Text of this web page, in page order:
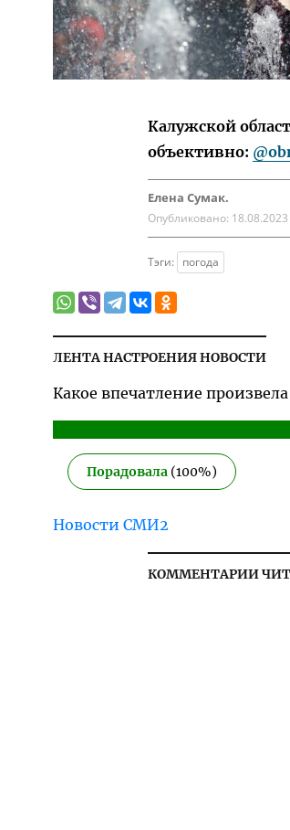
Калужской
объективно:
Елена Сумак.
Опубликовано:
Тэги: погода
ЛЕНТА НАСТРОЕНИЯ НОВОСТИ
Какое впечатление
Порадовала(100%)
Новости СМИ2
КОММЕНТАРИИ